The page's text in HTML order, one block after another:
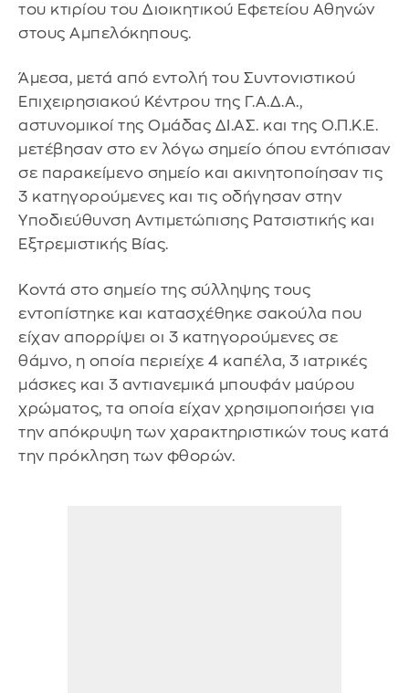
του κτιρίου του Διοικητικού Εφετείου Αθηνών
στους Αμπελόκηπους.
Άμεσα, μετά από εντολή του Συντονιστικού
Επιχειρησιακού Κέντρου της Γ.Α.Δ.Α.,
αστυνομικοί της Ομάδας ΔΙ.ΑΣ. και της Ο.Π.Κ.Ε.
μετέβησαν στο εν λόγω σημείο όπου εντόπισαν
σε παρακείμενο σημείο και ακινητοποίησαν τις
3 κατηγορούμενες και τις οδήγησαν στην
Υποδιεύθυνση Αντιμετώπισης Ρατσιστικής και
Εξτρεμιστικής Βίας.
Κοντά στο σημείο της σύλληψης τους
εντοπίστηκε και κατασχέθηκε σακούλα που
είχαν απορρίψει οι 3 κατηγορούμενες σε
θάμνο, η οποία περιείχε 4 καπέλα, 3 ιατρικές
μάσκες και 3 αντιανεμικά μπουφάν μαύρου
χρώματος, τα οποία είχαν χρησιμοποιήσει για
την απόκρυψη των χαρακτηριστικών τους κατά
την πρόκληση των φθορών.